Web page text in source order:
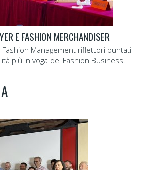
E FASHION MERCHANDISER
Fashion Management riflettori puntati
più in voga del Fashion Business.